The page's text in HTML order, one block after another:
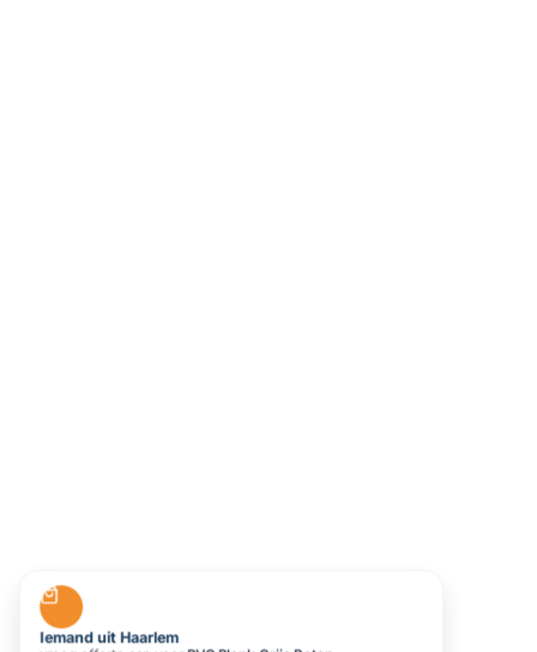
Iemand uit Haarlem